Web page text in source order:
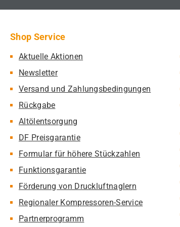
Shop Service
Aktuelle Aktionen
Newsletter
Versand und Zahlungsbedingungen
Rückgabe
Altölentsorgung
DF Preisgarantie
Formular für höhere Stückzahlen
Funktionsgarantie
Förderung von Druckluftnaglern
Regionaler Kompressoren-Service
Partnerprogramm